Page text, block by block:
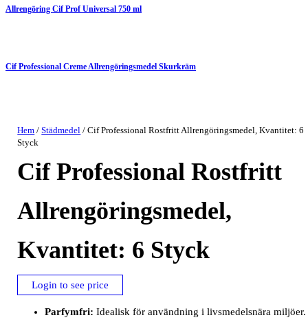
Allrengöring Cif Prof Universal 750 ml
Cif Professional Creme Allrengöringsmedel Skurkräm
Hem /Städmedel / Cif Professional Rostfritt Allrengöringsmedel, Kvantitet: 6
Styck
Cif Professional Rostfritt
Allrengöringsmedel,
Kvantitet: 6 Styck
Login to see price
Parfymfri: Idealisk för användning i livsmedelsnära miljöer.